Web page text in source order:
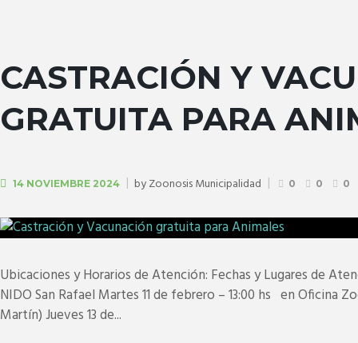
CASTRACIÓN Y
GRATUITA PARA
14 NOVIEMBRE 2024 byZoonosis Municipalidad 0 0 0
Ubicaciones y Horarios de Atención: Fechas y Lugares de
NIDO San Rafael Martes 11 de febrero – 13:00 hs en Oficina
Martín) Jueves 13 de...